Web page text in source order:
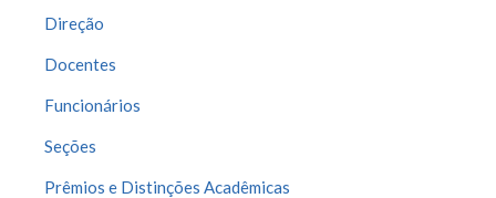
Direção
Docentes
Funcionários
Seções
Prêmios e Distinções Acadêmicas